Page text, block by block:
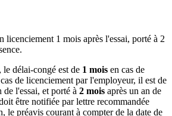
licenciement 1 mois après l'essai, porté à 2
le délai-congé est de 1 mois en cas de
de licenciement par l'employeur, il est de
l'essai, et porté à 2 mois après un an de
être notifiée par lettre recommandée
le préavis courant à compter de la date de